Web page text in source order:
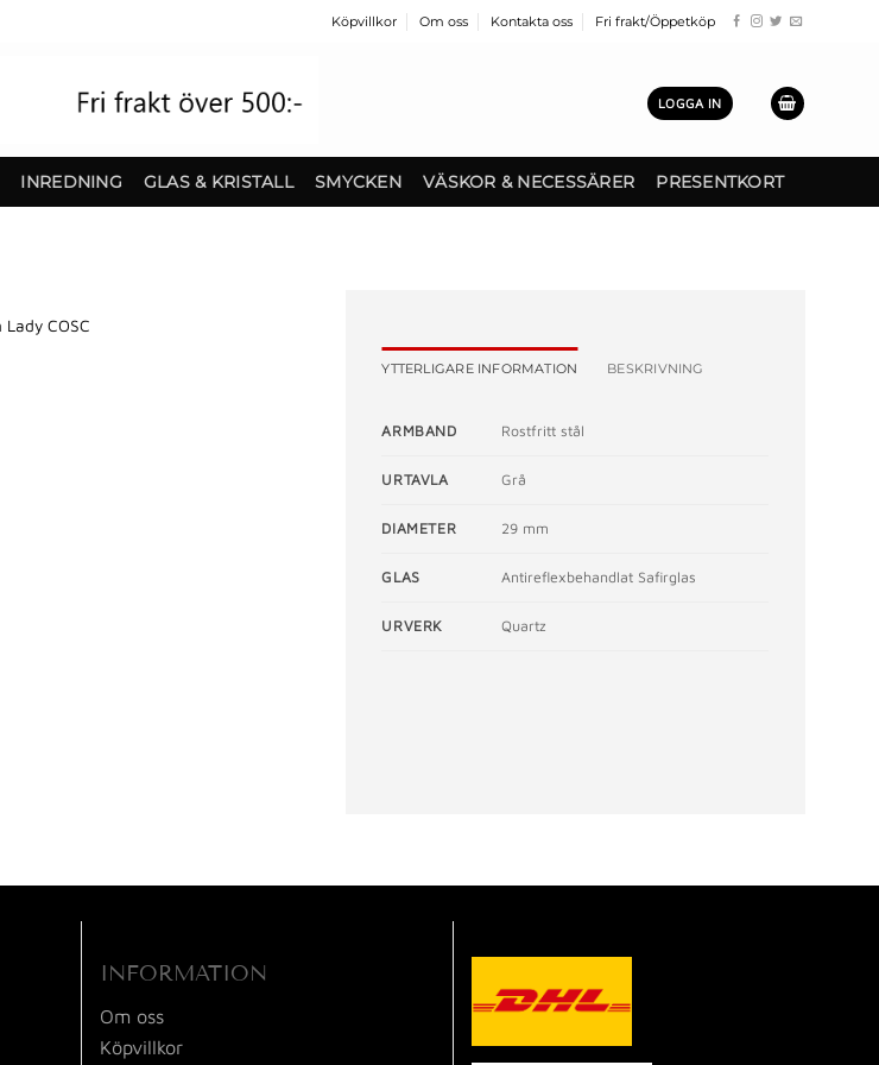
Köpvillkor Om oss Kontakta oss Fri frakt/Öppetköp
LOGGA IN
INREDNING GLAS & KRISTALL SMYCKEN VÄSKOR & NECESSÄRER PRESENTKORT
YTTERLIGARE INFORMATION BESKRIVNING
ARMBAND Rostfritt stål
URTAVLA Grå
DIAMETER 29 mm
GLAS Antireflexbehandlat Safirglas
URVERK Quartz
INFORMATION
Om oss
Köpvillkor